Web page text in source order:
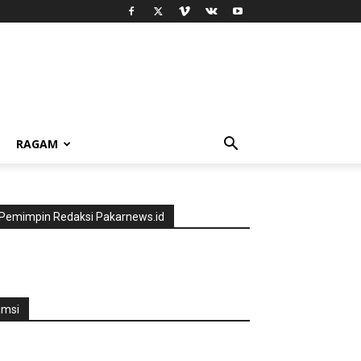
RAGAM
Pemimpin Redaksi Pakarnews.id